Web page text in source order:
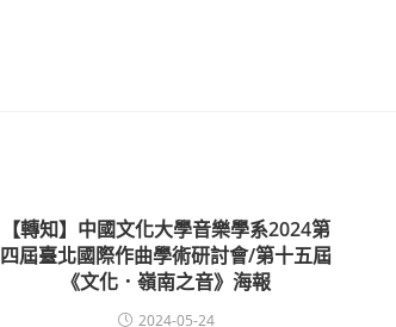
【轉知】中國文化大學音樂學系2024第
四屆臺北國際作曲學術研討會/第十五屆
《文化．嶺南之音》海報
2024-05-24